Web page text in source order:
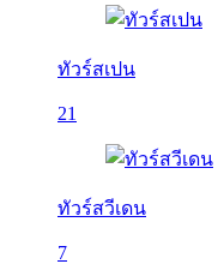
ทัวร์สเปน
21
ทัวร์สวีเดน
7